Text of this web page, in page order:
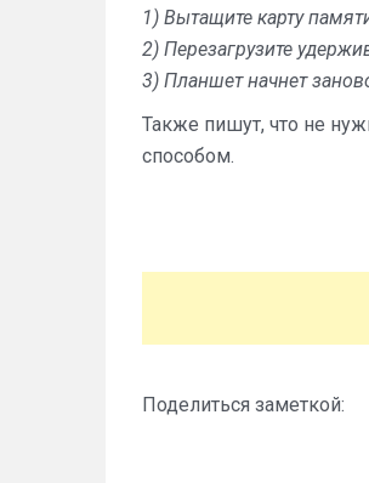
1) Вытащите карту
2) Перезагрузите
3) Планшет начнет
Также пишут, что не
способом.
Поделиться заметкой: